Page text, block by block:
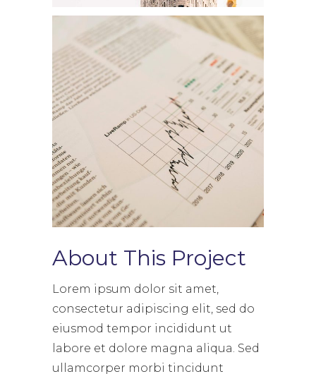
About This Project
Lorem ipsum dolor sit amet,
consectetur adipiscing elit, sed do
eiusmod tempor incididunt ut
labore et dolore magna aliqua. Sed
ullamcorper morbi tincidunt